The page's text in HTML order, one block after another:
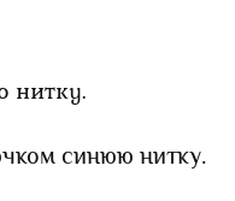
синюю нитку.